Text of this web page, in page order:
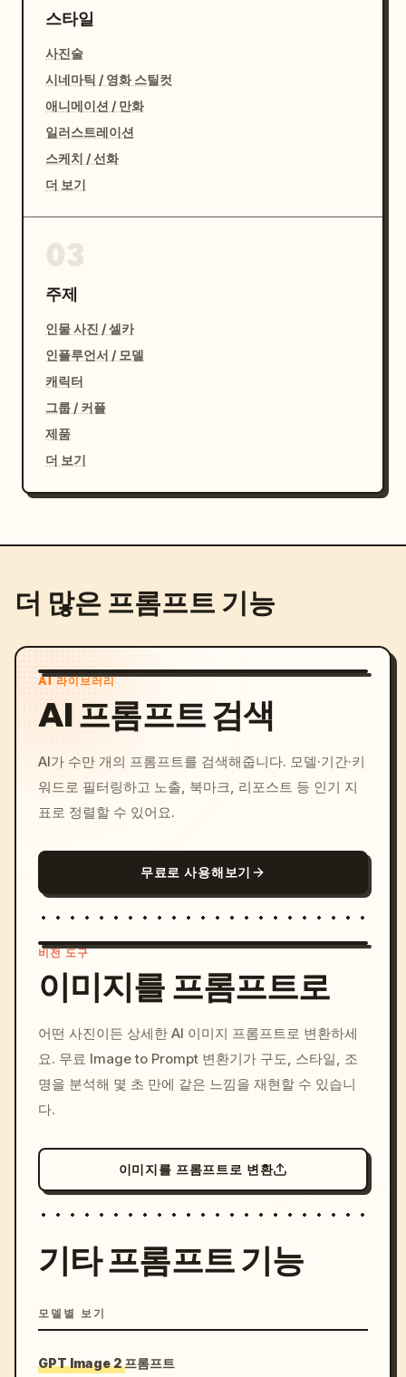
스타일
사진술
시네마틱 / 영화 스틸컷
애니메이션 / 만화
일러스트레이션
스케치 / 선화
더 보기
주제
인물 사진 / 셀카
인플루언서 / 모델
캐릭터
그룹 / 커플
제품
더 보기
더 많은 프롬프트 기능
AI 라이브러리
AI 프롬프트 검색
AI가 수만 개의 프롬프트를 검색해줍니다. 모델·기간·키
워드로 필터링하고 노출, 북마크, 리포스트 등 인기 지
표로 정렬할 수 있어요.
무료로 사용해보기
c, cyberpunk sunset, neon
colors, 8k --v 6.0
비전 도구
이미지를 프롬프트로
어떤 사진이든 상세한 AI 이미지 프롬프트로 변환하세
요. 무료 Image to Prompt 변환기가 구도, 스타일, 조
명을 분석해 몇 초 만에 같은 느낌을 재현할 수 있습니
다.
이미지를 프롬프트로 변환
기타 프롬프트 기능
모델별 보기
GPT Image 2 프롬프트